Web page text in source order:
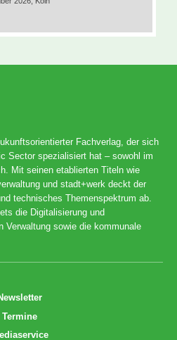
Fachverlag, der sich
Sector spezialisiert hat – sowohl im
Mit seinen etablierten Titeln wie
und stadt+werk deckt der
technisches Themenspektrum ab.
die Digitalisierung und
Verwaltung sowie die kommunale
Termine